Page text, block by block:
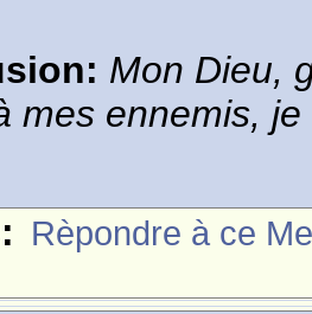
Mon Dieu,
mes ennemis,
Rèpondre à ce